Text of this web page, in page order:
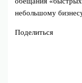
небольшому
Поделиться